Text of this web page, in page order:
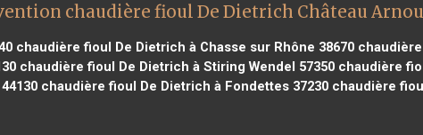
chaudière fioul De Dietrich Château
chaudière fioul De Dietrich à Chasse sur Rhône 38670chaudière
chaudière fioul De Dietrich à Stiring Wendel 57350chaudière
chaudière fioul De Dietrich à Fondettes 37230 chaudière